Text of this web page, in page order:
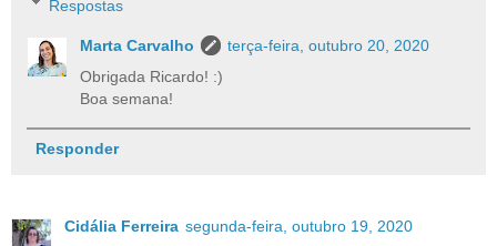
Respostas
Marta Carvalho
terça-feira, outubro 20, 2020
Obrigada Ricardo! :)
Boa semana!
Responder
Cidália Ferreira segunda-feira, outubro 19, 2020